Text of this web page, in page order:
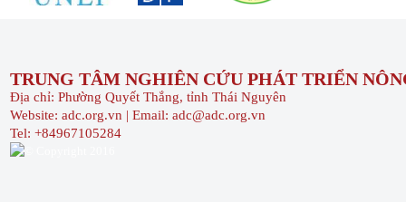
TRUNG TÂM NGHIÊN CỨU PHÁT TRIỂN
Địa chỉ: Phường Quyết Thắng, tỉnh Thái Nguyên
Website: adc.org.vn | Email: adc@adc.org.vn
Tel: +84967105284